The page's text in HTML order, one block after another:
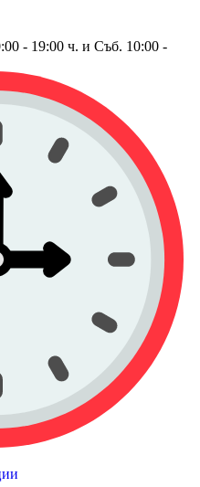
- 19:00 ч. и Съб. 10:00 -